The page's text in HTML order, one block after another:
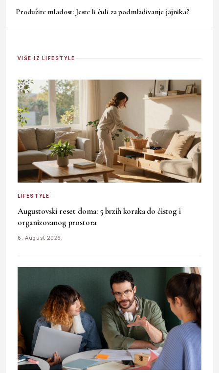
Produžite mladost: Jeste li čuli za podmlađivanje jajnika?
VIŠE IZ LIFESTYLE
LIFESTYLE
Augustovski reset doma: 5 brzih koraka do čistog i
organizovanog prostora
6. August 2026.